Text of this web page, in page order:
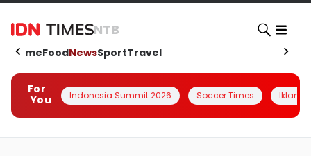
NTB
HomeFoodNewsSportTravel
For
You
Indonesia Summit 2026 Soccer Times Iklanin